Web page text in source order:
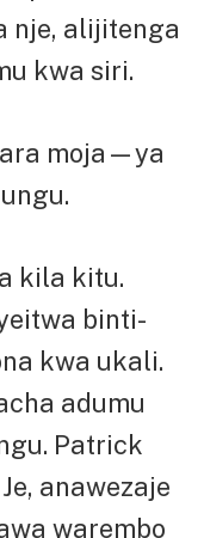
nje, alijitenga
kwa siri.
moja—ya
kila kitu.
binti-
kwa ukali.
adumu
Patrick
anawezaje
warembo